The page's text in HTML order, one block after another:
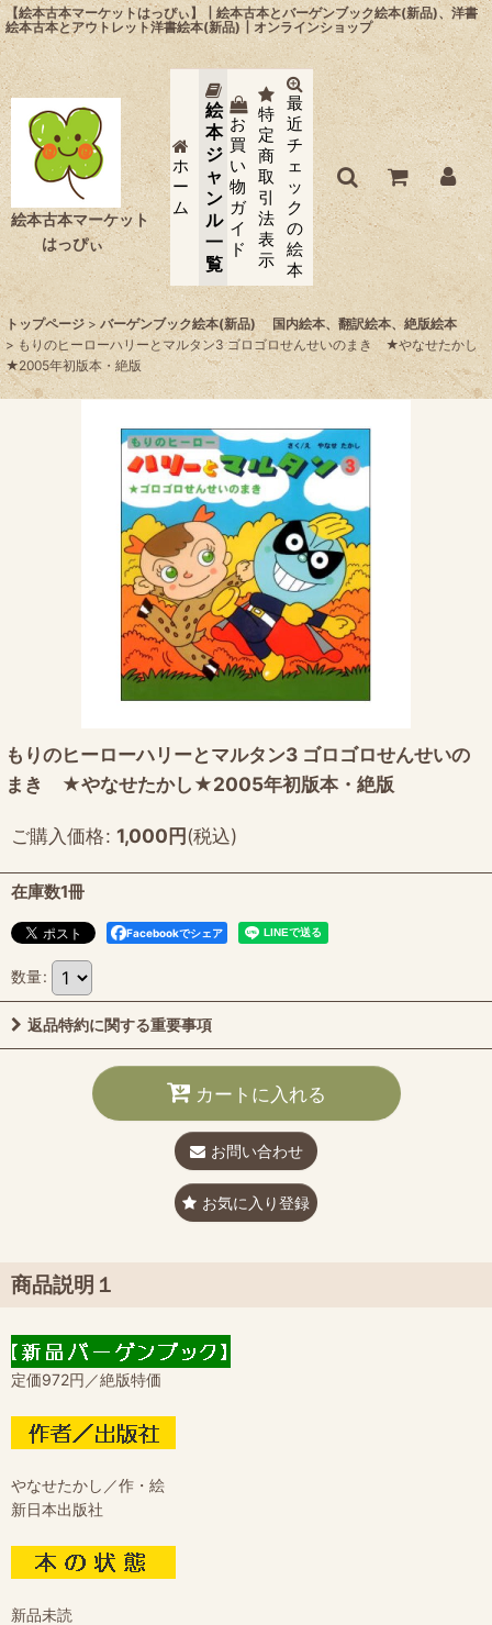
【絵本古本マーケットはっぴぃ】┃絵本古本とバーゲンブック絵本(新品)、洋書
絵本古本とアウトレット洋書絵本(新品)┃オンラインショップ
絵本古本マーケット
はっぴぃ
ホ
ー
ム
絵
本
ジ
ャ
ン
ル
一
覧
お
買
い
物
ガ
イ
ド
特
定
商
取
引
法
表
示
最
近
チ
ェ
ッ
ク
の
絵
本
トップページ > バーゲンブック絵本(新品) 国内絵本、翻訳絵本、絶版絵本
> もりのヒーローハリーとマルタン3 ゴロゴロせんせいのまき ★やなせたかし
★2005年初版本・絶版
もりのヒーローハリーとマルタン3 ゴロゴロせんせいの
まき ★やなせたかし★2005年初版本・絶版
ご購入価格: 1,000円(税込)
在庫数1冊
Facebookでシェア
数量:
返品特約に関する重要事項
カートに入れる
お問い合わせ
お気に入り登録
商品説明１
定価972円／絶版特価
やなせたかし／作・絵
新日本出版社
新品未読